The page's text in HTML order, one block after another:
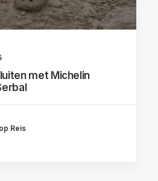
met Michelin
Reis